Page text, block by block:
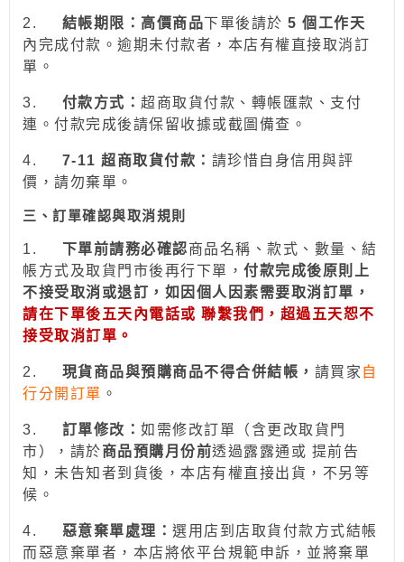
2. 結帳期限： 高價商品下單後請於 5 個工作天
內完成付款。逾期未付款者，本店有權直接取消訂
單。
3. 付款方式： 超商取貨付款、 轉帳 匯款、支付
連。付款完成後請保留收據或截圖備查。
4. 7-11 超商取貨付款： 請珍惜自身信用與評
價，請勿棄單。
三、訂單確認與取消規則
1. 下單前請務必確認商品名稱、款式、數量、結
帳方式及取貨門市後再行下單， 付款完成後原則上
不接受取消或退訂，如因個人因素需要取消訂單，
請在下單後五天內電話或 聯繫我們，超過五天恕不
接受取消訂單。
2. 現貨商品與預購商品不得合併結帳 ， 請買家 自
行分開訂單 。
3. 訂單修改： 如需修改訂單（含更改取貨門
市），請於商品預購月份前透過露露通 或 提前告
知，未告知者到貨後，本店有權直接出貨，不另等
候。
4. 惡意棄單處理： 選用 店到店取貨付款 方式結帳
而惡意棄單者，本店將依平台規範申訴，並將棄單